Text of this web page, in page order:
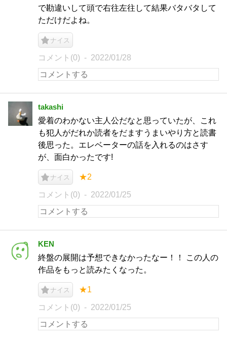
で勘違いして頭で右往左往して結果バタバタして
ただけだよね。
ナイス
コメント(0) 2022/01/28
takashi
愛着のわかない主人公だなと思っていたが、これ
も犯人がだれか読者をだますうまいやり方と読書
後思った。エレベーターの話を入れるのはさす
が、面白かったです!
ナイス ★2
コメント(0) 2022/01/25
KEN
終盤の展開は予想できなかったなー！！ この人の
作品をもっと読みたくなった。
ナイス ★1
コメント(0) 2022/01/25